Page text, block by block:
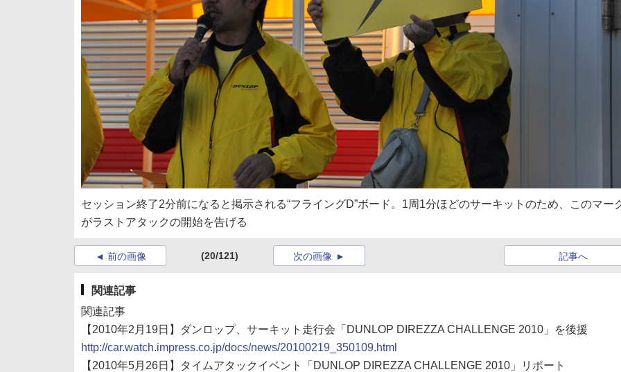
セッション終了2分前になると掲示される“フライングD”ボード。1周1分ほどのサーキットのため、このマー
がラストアタックの開始を告げる
前の画像 (20/121) 記事へ
次の画像
関連記事
関連記事
【2010年2月19日】ダンロップ、サーキット走行会「DUNLOP DIREZZA CHALLENGE 2010」を後援
http://car.watch.impress.co.jp/docs/news/20100219_350109.html
【2010年5月26日】タイムアタックイベント「DUNLOP DIREZZA CHALLENGE 2010」リポート